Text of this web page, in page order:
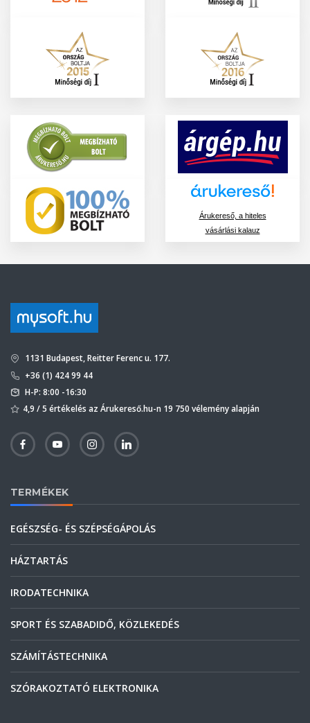
Árukereső, a hiteles
vásárlási kalauz
1131 Budapest, Reitter Ferenc u. 177.
+36 (1) 424 99 44
H-P: 8:00 -16:30
4,9 / 5 értékelés az Árukereső.hu-n 19 750 vélemény alapján
TERMÉKEK
EGÉSZSÉG- ÉS SZÉPSÉGÁPOLÁS
HÁZTARTÁS
IRODATECHNIKA
SPORT ÉS SZABADIDŐ, KÖZLEKEDÉS
SZÁMÍTÁSTECHNIKA
SZÓRAKOZTATÓ ELEKTRONIKA